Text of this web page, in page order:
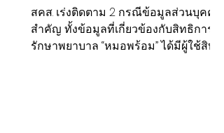
การดำเนินการตาม PDPA
เพิ่มเติมให้ครบถ้วน
สคส. เร่งติดตาม 2 กรณีข้อมูลส่วนบุคคล
สำคัญ ทั้งข้อมูลที่เกี่ยวข้องกับสิทธิการ
รักษาพยาบาล “หมอพร้อม” ได้มีผู้ใช้สิทธิ์